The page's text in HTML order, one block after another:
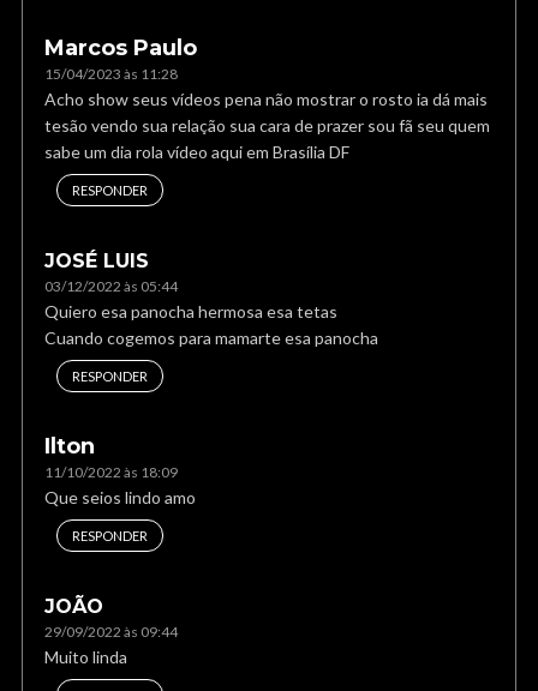
Marcos Paulo
15/04/2023 às 11:28
Acho show seus vídeos pena não mostrar o rosto ia dá mais
tesão vendo sua relação sua cara de prazer sou fã seu quem
sabe um dia rola vídeo aqui em Brasília DF
RESPONDER
JOSÉ LUIS
03/12/2022 às 05:44
Quiero esa panocha hermosa esa tetas
Cuando cogemos para mamarte esa panocha
RESPONDER
Ilton
11/10/2022 às 18:09
Que seios lindo amo
RESPONDER
JOÃO
29/09/2022 às 09:44
Muito linda